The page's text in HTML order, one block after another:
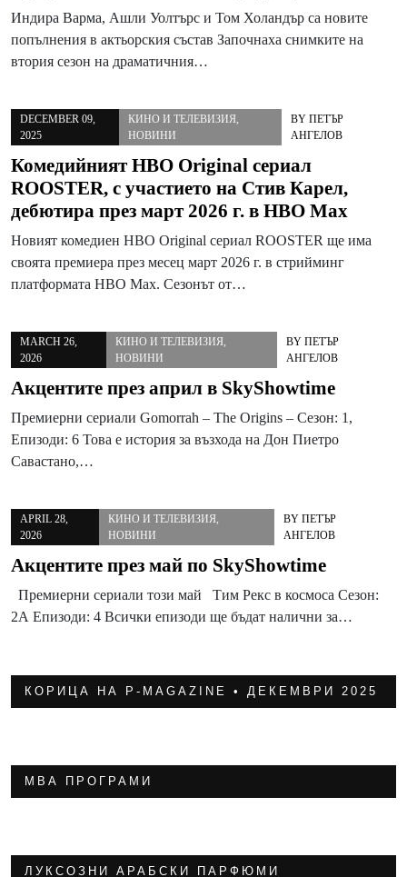
Индира Варма, Ашли Уолтърс и Том Холандър са новите
попълнения в актьорския състав Започнаха снимките на
втория сезон на драматичния…
DECEMBER 09,
2025
КИНО И ТЕЛЕВИЗИЯ,
НОВИНИ
BYПЕТЪР
АНГЕЛОВ
Комедийният HBO Original сериал
ROOSTER, с участието на Стив Карел,
дебютира през март 2026 г. в HBO Max
Новият комедиен HBO Original сериал ROOSTER ще има
своята премиера през месец март 2026 г. в стрийминг
платформата HBO Max. Сезонът от…
MARCH 26,
2026
КИНО И ТЕЛЕВИЗИЯ,
НОВИНИ
BY ПЕТЪР
АНГЕЛОВ
Акцентите през април в SkyShowtime
Премиерни сериали Gomorrah – The Origins – Сезон: 1,
Епизоди: 6 Това е история за възхода на Дон Пиетро
Савастано,…
APRIL 28,
2026
КИНО И ТЕЛЕВИЗИЯ
НОВИНИ
BY ПЕТЪР
АНГЕЛОВ
Акцентите през май по SkyShowtime
Премиерни сериали този май Тим Рекс в космоса Сезон:
2А Епизоди: 4 Всички епизоди ще бъдат налични за…
КОРИЦА НА P-MAGAZINE • ДЕКЕМВРИ 2025
МВА ПРОГРАМИ
ЛУКСОЗНИ АРАБСКИ ПАРФЮМИ